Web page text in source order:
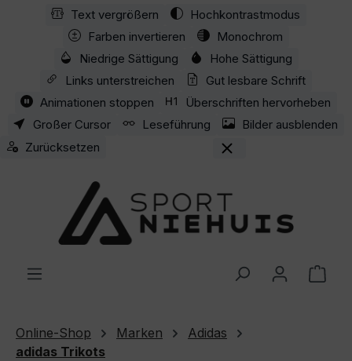
Zum Hauptinhalt springen
Text vergrößern
Hochkontrastmodus
Farben invertieren
Monochrom
Niedrige Sättigung
Hohe Sättigung
Links unterstreichen
Gut lesbare Schrift
Animationen stoppen
Überschriften hervorheben
Großer Cursor
Leseführung
Bilder ausblenden
Zurücksetzen
Online-Shop Marken
Adidas
adidas Trikots